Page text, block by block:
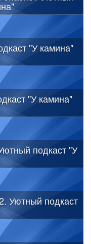
"У камина"
"У камина"
подкаст "У
Уютный подкаст